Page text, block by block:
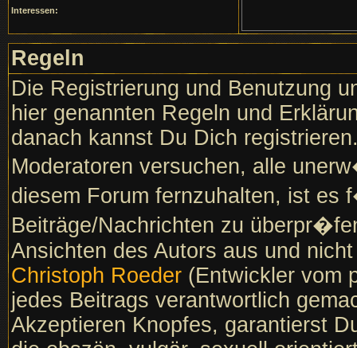
Interessen:
Regeln
Die Registrierung und Benutzung
hier genannten Regeln und
danach kannst Du Dich
Moderatoren versuchen, alle
diesem Forum fernzuhalten, ist es
Beiträge/Nachrichten zu
Ansichten des Autors aus und
Christoph Roeder (Entwickler vom
jedes Beitrags verantwortlich
Akzeptieren Knopfes, garantierst